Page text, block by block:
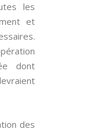
les
et
dont
des